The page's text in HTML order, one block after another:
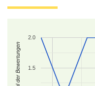
1.5
2.0
Zahl der Bewertungen